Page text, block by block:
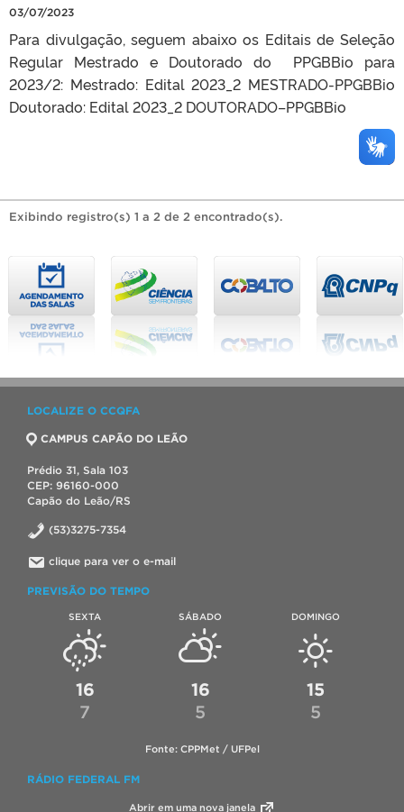
03/07/2023
Para divulgação, seguem abaixo os Editais de Seleção
Regular Mestrado e Doutorado do PPGBBio para
2023/2: Mestrado: Edital 2023_2 MESTRADO-PPGBBio
Doutorado: Edital 2023_2 DOUTORADO–PPGBBio
Exibindo registro(s) 1 a 2 de 2 encontrado(s).
LOCALIZE O CCQFA
CAMPUS CAPÃO DO LEÃO
Prédio 31, Sala 103
CEP: 96160-000
Capão do Leão/RS
(53)3275-7354
clique para ver o e-mail
PREVISÃO DO TEMPO
SEXTA
16
7
SÁBADO
16
5
DOMINGO
15
5
Fonte: CPPMet / UFPel
RÁDIO FEDERAL FM
Abrir em uma nova janela